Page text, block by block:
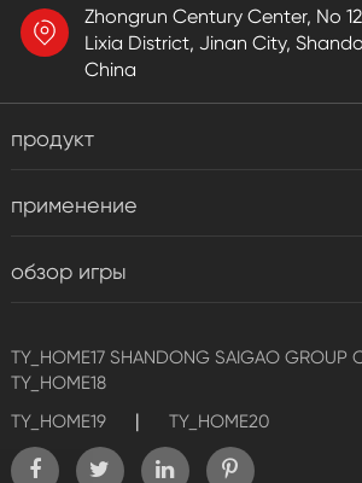
Zhongrun Century Center, No
Lixia District, Jinan City,
China
продукт
применение
обзор игры
TY_HOME17 SHANDONG SAIGAO GROUP
TY_HOME18
TY_HOME19
| TY_HOME20